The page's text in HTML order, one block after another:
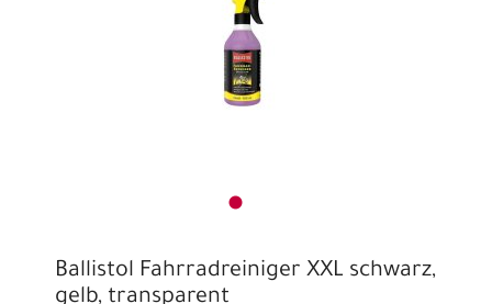
Ballistol Fahrradreiniger XXL schwarz,
gelb, transparent